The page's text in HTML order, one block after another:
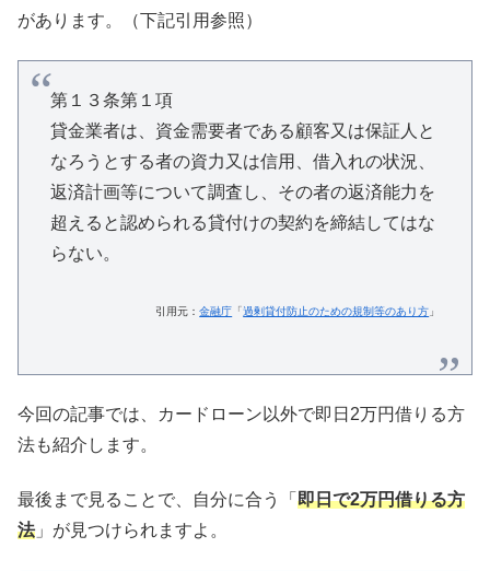
があります。（下記引用参照）
第１３条第１項
貸金業者は、資金需要者である顧客又は保証人と
なろうとする者の資力又は信用、借入れの状況、
返済計画等について調査し、その者の返済能力を
超えると認められる貸付けの契約を締結してはな
らない。
引用元：金融庁 「過剰貸付防止のための規制等のあり方 」
今回の記事では、カードローン以外で即日2万円借りる方
法も紹介します。
最後まで見ることで、自分に合う「 即日で2万円借りる方
法」が見つけられますよ。